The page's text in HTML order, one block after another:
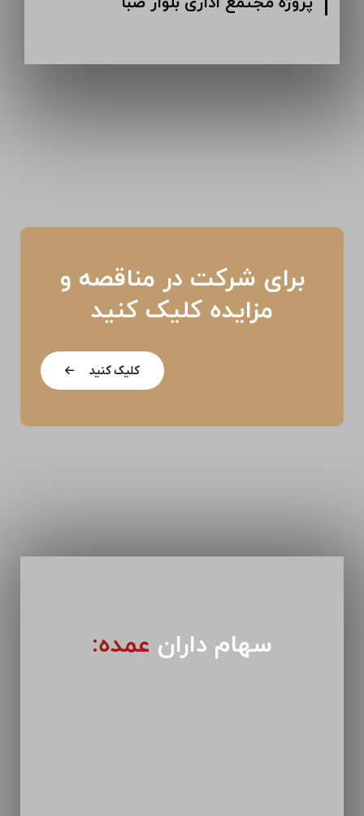
برای شرکت در مناقصه و
مزایده کلیک کنید
کلیک کنید
سهام داران عمده: